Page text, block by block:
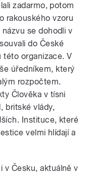
zadarmo, potom
rakouského vzoru
se dohodli v
do České
této organizace. V
úředníkem, který
rozpočtem.
Člověka v tísni
britské vlády,
Instituce, které
velmi hlídají a
v Česku, aktuálně v